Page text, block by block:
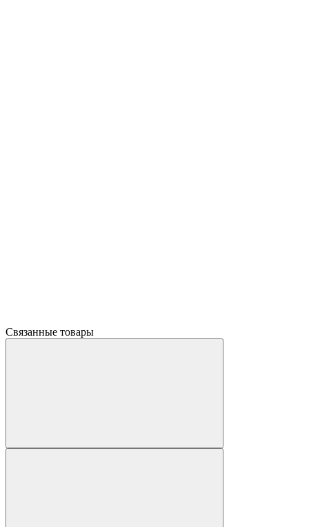
Связанные товары